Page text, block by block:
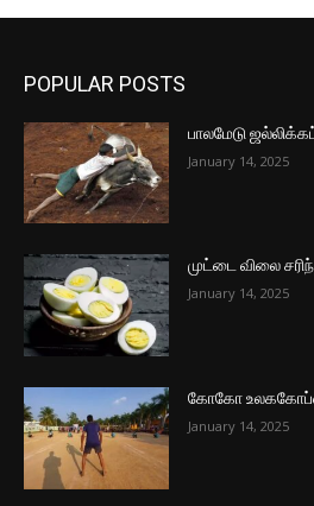
POPULAR POSTS
பாலமேடு
January 14, 2025
முட்டை விலை
January 14, 2025
கோகோ
January 14, 2025